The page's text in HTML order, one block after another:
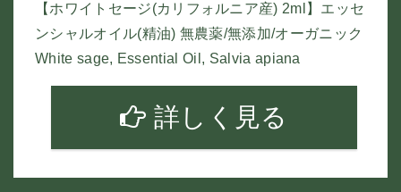
【ホワイトセージ(カリフォルニア産) 2ml】エッセ
ンシャルオイル(精油) 無農薬/無添加/オーガニック
White sage, Essential Oil, Salvia apiana
詳しく見る